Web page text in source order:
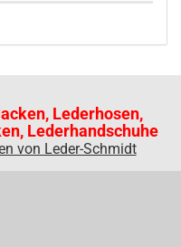
Lederhosen,
Lederhandschuhe
von Leder-Schmidt